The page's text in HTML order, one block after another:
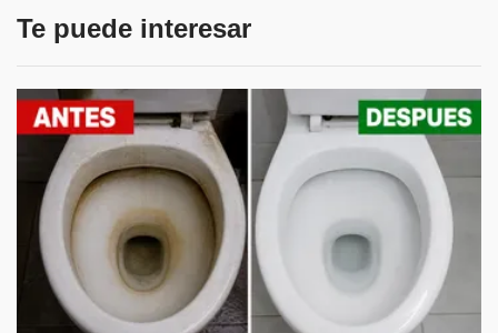
Te puede interesar